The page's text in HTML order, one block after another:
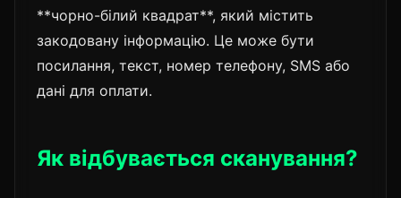
**чорно-білий квадрат**, який містить
закодовану інформацію. Це може бути
посилання, текст, номер телефону, SMS або
дані для оплати.
Як відбувається сканування?